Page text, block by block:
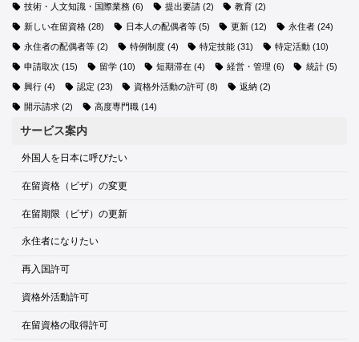
は行
「ビザ」≒「在留資格」。だけど別物。
や行
404円の“切手額”って
技術・人文知識・国際業務 (6) 提出要請(2) 教育 (2)
新しい在留資格 (28) 日本人の配偶者等(5) 更新 (12) 永住者(24)
永住者の配偶者等 (2) 特例制度(4) 特定技能 (31) 特定活動(10)
申請取次 (15) 留学(10) 短期滞在 (4) 経営・管理 (6) 統計(5)
興行 (4) 認定 (23) 資格外活動の許可 (8) 返納(2)
開示請求 (2) 高度専門職(14)
サービス案内
外国人を日本に呼びたい
在留資格（ビザ）の変更
在留期限（ビザ）の更新
永住者になりたい
再入国許可
資格外活動許可
在留資格の取得許可